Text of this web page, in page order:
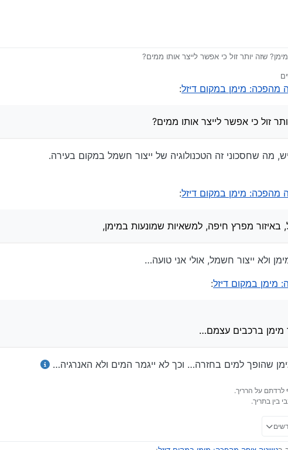
שזה יותר זול כי אפשר לייצר אותו ממים?
ידי
מהפכה: מימן במקום דיזל:
זול כי אפשר לייצר אותו ממים?
מה שחסכוני זה הטכנולוגיה של ייצור חשמל במקום בעירה.
מהפכה: מימן במקום דיזל:
מפרץ חיפה, למשאיות שמונעות במימן,
ולא ייצור חשמל, אולי אני טועה…
מימן במקום דיזל:
מימן ברכבים עצמם…
שהופך למים בחזרה… וכך לא ייגמר המים ולא האנרגיה…
לרדתם על הרריך.
בין בתריך.